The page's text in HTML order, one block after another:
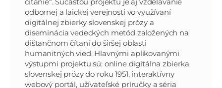
odbornej a laickej verejnosti vo využívaní
digitálnej zbierky slovenskej prózy a
diseminácia vedeckých metód založených na
dištančnom čítaní do širšej oblasti
humanitných vied. Hlavnými aplikovanými
výstupmi projektu sú: online digitálna zbierka
slovenskej prózy do roku 1951, interaktívny
webový portál, užívateľské príručky a séria